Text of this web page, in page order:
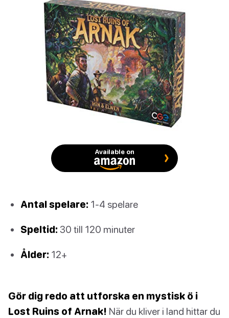
Available on
Antal spelare: 1-4 spelare
Speltid: 30 till 120 minuter
Ålder: 12+
Gör dig redo att utforska en mystisk ö i
Lost Ruins of Arnak! När du kliver i land hittar du